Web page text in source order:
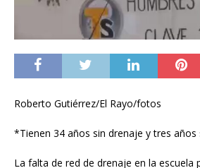
Roberto Gutiérrez/El Rayo/fotos
*Tienen 34 años sin drenaje y tres años
La falta de red de drenaje en la escuela